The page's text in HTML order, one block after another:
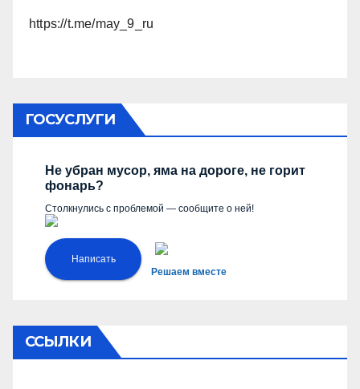
https://t.me/may_9_ru
ГОСУСЛУГИ
Не убран мусор, яма на дороге, не горит
фонарь?
Столкнулись с проблемой — сообщите о ней!
Написать
Решаем вместе
ССЫЛКИ